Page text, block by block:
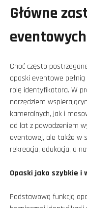
Główne
eventowych
Choć często
opaski eventowe
rolę identyfikatora. W
narzędziem
kameralnych, jak i
od lat z powodzeniem
eventowej, ale także w
rekreacja, edukacja, a
Opaski jako szybkie i
Podstawową funkcją